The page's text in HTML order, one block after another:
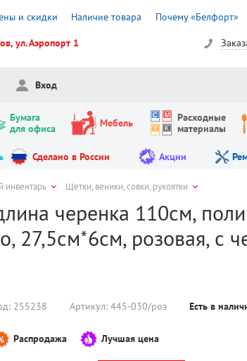
и скидки Наличие товара Почему «Белфорт»
ул. Аэропорт 1
Вход
Бумага
для офиса
Мебель
Расходные
материалы
Сделано в России Акции
инвентарь Щетки, веники, совки, рукоятки
черенка 110см,
27,5см*6см, розовая, с
255238 Артикул:445-030/роз Есть в
Распродажа Лучшая цена